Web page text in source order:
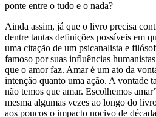
ponte entre o tudo e o nada?
Ainda assim, já que o livro precisa
dentre tantas definições possíveis em
uma citação de um psicanalista e
famoso por suas influências
que o amor faz. Amar é um ato da
intenção quanto uma ação. A vontade
não temos que amar. Escolhemos
mesma algumas vezes ao longo do
aos poucos o impacto nocivo de